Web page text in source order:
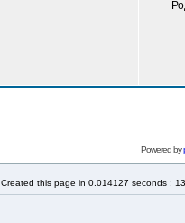
Powered by
Created this page in 0.014127 seconds :